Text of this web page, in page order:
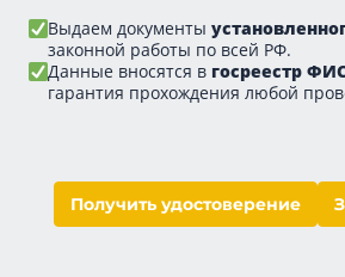
Выдаем документы
законной работы по всей РФ.
Данные вносятся в госреестр
гарантия прохождения любой
Получить удостоверение